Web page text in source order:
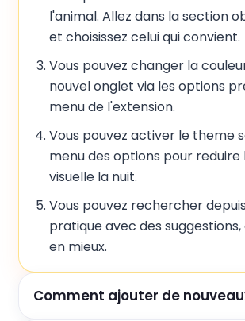
l'animal. Allez dans la section
et choisissez celui qui convient.
Vous pouvez changer la
nouvel onglet via les options
menu de l'extension.
Vous pouvez activer le theme
menu des options pour reduire
visuelle la nuit.
Vous pouvez rechercher
pratique avec des
en mieux.
Comment ajouter de